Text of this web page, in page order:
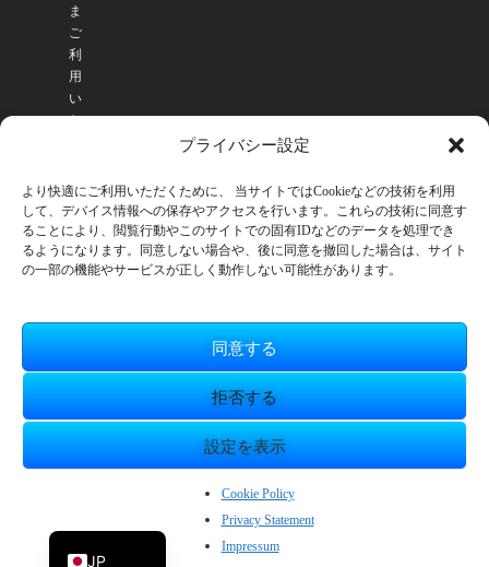
プライバシー設定
より快適にご利用いただくために、 当サイトではCookieなどの技術を利用
して、デバイス情報への保存やアクセスを行います。これらの技術に同意す
ることにより、閲覧行動やこのサイトでの固有IDなどのデータを処理でき
るようになります。同意しない場合や、後に同意を撤回した場合は、サイト
の一部の機能やサービスが正しく動作しない可能性があります。
同意する
拒否する
設定を表示
Cookie Policy
Privacy Statement
Impressum
ま
ご
利
用
い
た
ま
す
。
JP